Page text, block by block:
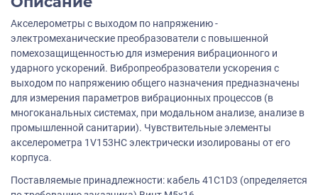
Акселерометры с выходом по напряжению -
электромеханические преобразователи с повышенной
помехозащищенностью для измерения вибрационного и
ударного ускорений. Вибропреобразователи ускорения с
выходом по напряжению общего назначения предназначены
для измерения параметров вибрационных процессов (в
многоканальных системах, при модальном анализе, анализе в
промышленной санитарии). Чувствительные элементы
акселерометра 1V153HC электрически изолированы от его
корпуса.
Поставляемые принадлежности: кабель 41C1D3 (определяется